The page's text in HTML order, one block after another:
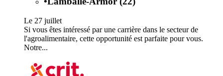
Le 27 juillet
Si vous êtes intéressé par une carrière dans le secteur de
l'agroalimentaire, cette opportunité est parfaite pour vous.
Notre...